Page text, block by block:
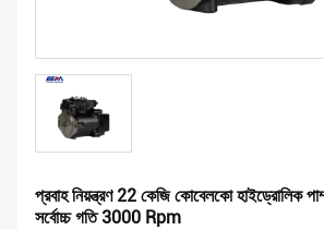
প্রবাহ নিয়ন্ত্রণ 22 কেজি কোবেলকো হাইড্রোলিক
সর্বোচ্চ গতি 3000 Rpm